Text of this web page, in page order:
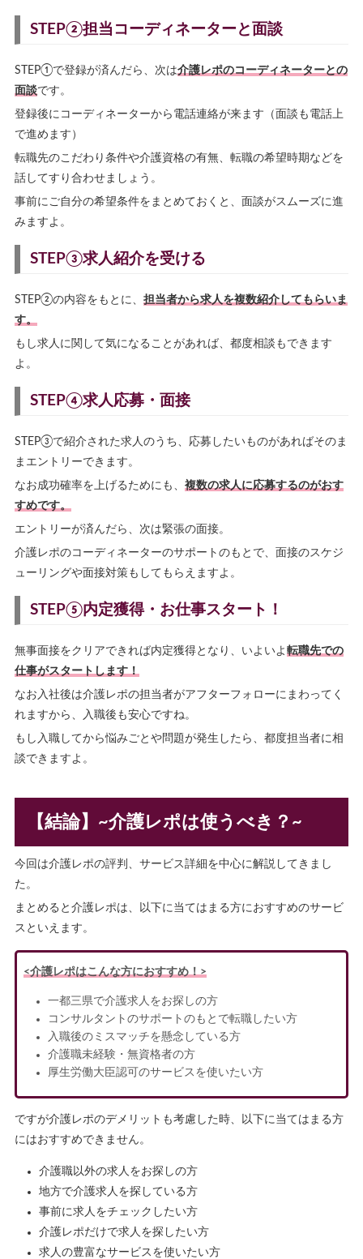
STEP②担当コーディネーターと面談
STEP①で登録が済んだら、次は介護レポのコーディネーターとの
面談です。
登録後にコーディネーターから電話連絡が来ます（面談も電話上
で進めます）
転職先のこだわり条件や介護資格の有無、転職の希望時期などを
話してすり合わせましょう。
事前にご自分の希望条件をまとめておくと、面談がスムーズに進
みますよ。
STEP③求人紹介を受ける
STEP②の内容をもとに、 担当者から求人を複数紹介してもらいま
す。
もし求人に関して気になることがあれば、都度相談もできます
よ。
STEP④求人応募・面接
STEP③で紹介された求人のうち、応募したいものがあればそのま
まエントリーできます。
なお成功確率を上げるためにも、 複数の求人に応募するのがおす
すめです。
エントリーが済んだら、次は緊張の面接。
介護レポのコーディネーターのサポートのもとで、面接のスケジ
ューリングや面接対策もしてもらえますよ。
STEP⑤内定獲得・お仕事スタート！
無事面接をクリアできれば内定獲得となり、いよいよ 転職先での
仕事がスタートします！
なお入社後は介護レポの担当者がアフターフォローにまわってく
れますから、入職後も安心ですね。
もし入職してから悩みごとや問題が発生したら、都度担当者に相
談できますよ。
【結論】~介護レポは使うべき？~
今回は介護レポの評判、サービス詳細を中心に解説してきまし
た。
まとめると介護レポは、以下に当てはまる方におすすめのサービ
スといえます。
<介護レポはこんな方におすすめ！>
一都三県で介護求人をお探しの方
コンサルタントのサポートのもとで転職したい方
入職後のミスマッチを懸念している方
介護職未経験・無資格者の方
厚生労働大臣認可のサービスを使いたい方
ですが介護レポのデメリットも考慮した時、以下に当てはまる方
にはおすすめできません。
介護職以外の求人をお探しの方
地方で介護求人を探している方
事前に求人をチェックしたい方
介護レポだけで求人を探したい方
求人の豊富なサービスを使いたい方